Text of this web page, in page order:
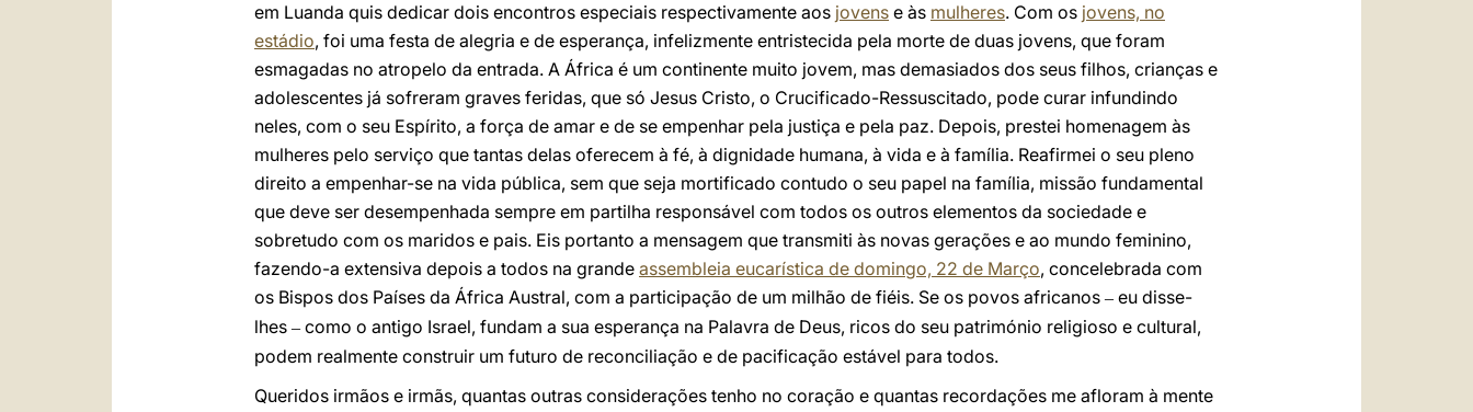
em Luanda quis dedicar dois encontros especiais respectivamente aos jovens e às mulheres. Com os jovens, no
estádio, foi uma festa de alegria e de esperança, infelizmente entristecida pela morte de duas jovens, que foram
esmagadas no atropelo da entrada. A África é um continente muito jovem, mas demasiados dos seus filhos, crianças e
adolescentes já sofreram graves feridas, que só Jesus Cristo, o Crucificado-Ressuscitado, pode curar infundindo
neles, com o seu Espírito, a força de amar e de se empenhar pela justiça e pela paz. Depois, prestei homenagem às
mulheres pelo serviço que tantas delas oferecem à fé, à dignidade humana, à vida e à família. Reafirmei o seu pleno
direito a empenhar-se na vida pública, sem que seja mortificado contudo o seu papel na família, missão fundamental
que deve ser desempenhada sempre em partilha responsável com todos os outros elementos da sociedade e
sobretudo com os maridos e pais. Eis portanto a mensagem que transmiti às novas gerações e ao mundo feminino,
fazendo-a extensiva depois a todos na grande assembleia eucarística de domingo, 22 de Março, concelebrada com
os Bispos dos Países da África Austral, com a participação de um milhão de fiéis. Se os povos africanos – eu disse-
lhes – como o antigo Israel, fundam a sua esperança na Palavra de Deus, ricos do seu património religioso e cultural,
podem realmente construir um futuro de reconciliação e de pacificação estável para todos.
Queridos irmãos e irmãs, quantas outras considerações tenho no coração e quantas recordações me afloram à mente